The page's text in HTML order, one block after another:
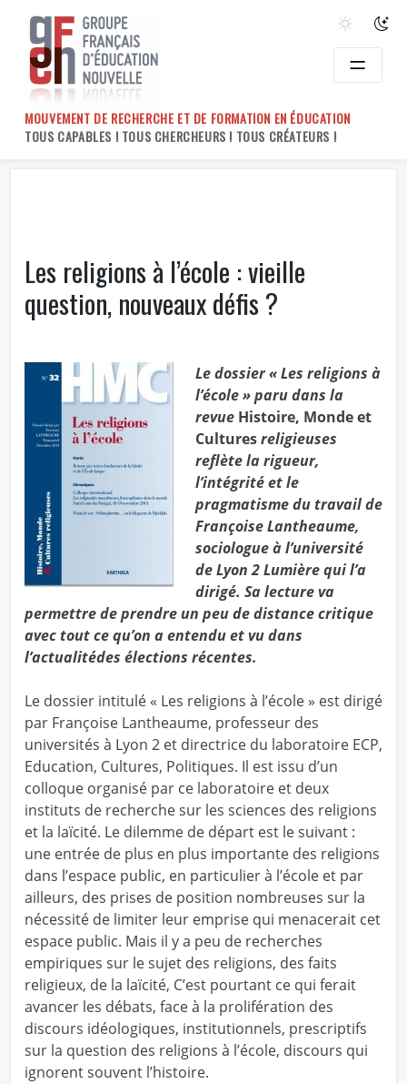
content
MOUVEMENT DE RECHERCHE ET DE FORMATION EN ÉDUCATION
TOUS CAPABLES ! TOUS CHERCHEURS ! TOUS CRÉATEURS !
Les religions à l’école : vieille
question, nouveaux défis ?
Le dossier « Les religions à
l’école » paru dans la
revue Histoire, Monde et
Culturesreligieuses
reflète la rigueur,
l’intégrité et le
pragmatisme du travail de
Françoise Lantheaume,
sociologue à l’université
de Lyon 2 Lumière qui l’a
dirigé. Sa lecture va
permettre de prendre un peu de distance critique
avec tout ce qu’on a entendu et vu dans
l’actualitédes élections récentes.
Le dossier intitulé « Les religions à l’école » est dirigé
par Françoise Lantheaume, professeur des
universités à Lyon 2 et directrice du laboratoire ECP,
Education, Cultures, Politiques. Il est issu d’un
colloque organisé par ce laboratoire et deux
instituts de recherche sur les sciences des religions
et la laïcité. Le dilemme de départ est le suivant :
une entrée de plus en plus importante des religions
dans l’espace public, en particulier à l’école et par
ailleurs, des prises de position nombreuses sur la
nécessité de limiter leur emprise qui menacerait cet
espace public. Mais il y a peu de recherches
empiriques sur le sujet des religions, des faits
religieux, de la laïcité, C’est pourtant ce qui ferait
avancer les débats, face à la prolifération des
discours idéologiques, institutionnels, prescriptifs
sur la question des religions à l’école, discours qui
ignorent souvent l’histoire.